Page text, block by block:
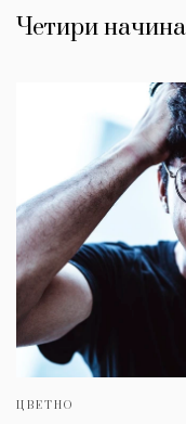
Четири
ЦВЕТНО